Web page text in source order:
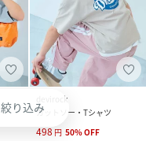
絞り込み
devirock
カットソー・Tシャツ
498 円 50%OFF